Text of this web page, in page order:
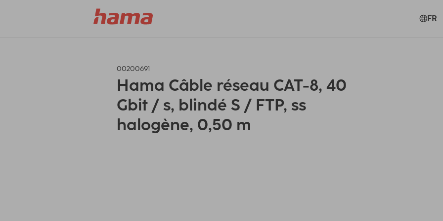
FR
00200691
Hama Câble réseau CAT-8, 40
Gbit / s, blindé S / FTP, ss
halogène, 0,50 m